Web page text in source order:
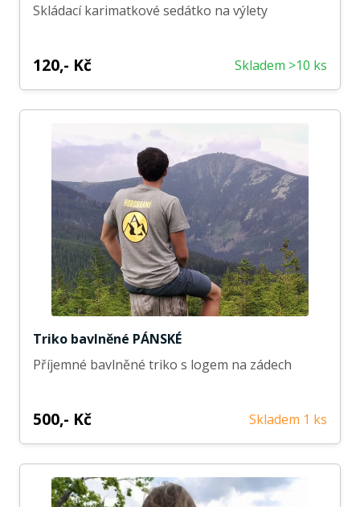
Skládací karimatkové sedátko na výlety
120,- Kč Skladem >10 ks
Triko bavlněné PÁNSKÉ
Příjemné bavlněné triko s logem na zádech
500,- Kč Skladem 1 ks